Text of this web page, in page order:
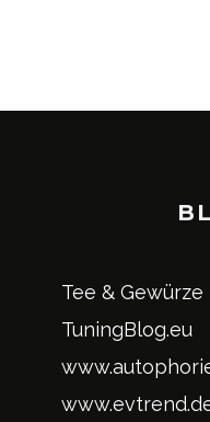
Tee & Gewürze
TuningBlog.eu